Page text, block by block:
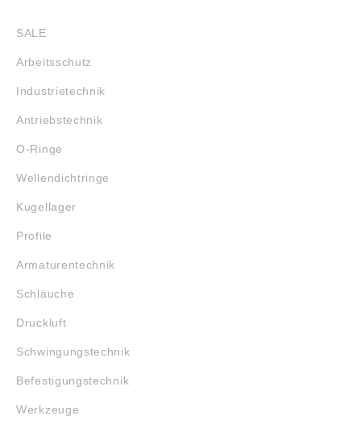
SALE
Arbeitsschutz
Industrietechnik
Antriebstechnik
O-Ringe
Wellendichtringe
Kugellager
Profile
Armaturentechnik
Schläuche
Druckluft
Schwingungstechnik
Befestigungstechnik
Werkzeuge